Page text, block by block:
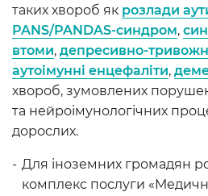
таких хвороб як розлади
PANS/PANDAS-синдром,
втоми, депресивно-
аутоімунні енцефаліти,
хвороб, зумовлених
та нейроімунологічних
дорослих.
Для іноземних громадян
комплекс послуги